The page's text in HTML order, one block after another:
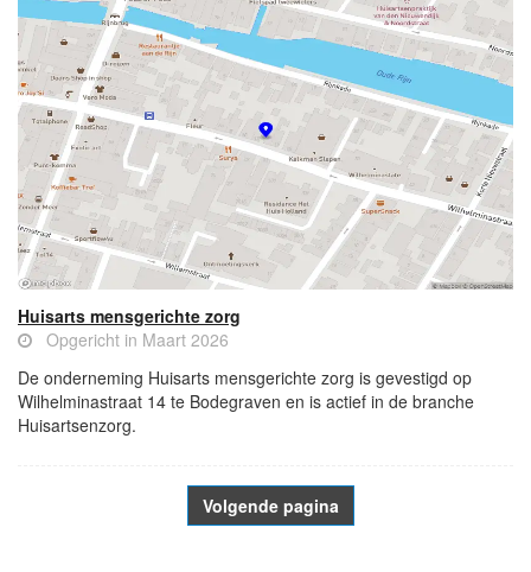
Huisarts mensgerichte zorg
Opgericht in Maart 2026
De onderneming Huisarts mensgerichte zorg is gevestigd op
Wilhelminastraat 14 te Bodegraven en is actief in de branche
Huisartsenzorg.
Volgende pagina